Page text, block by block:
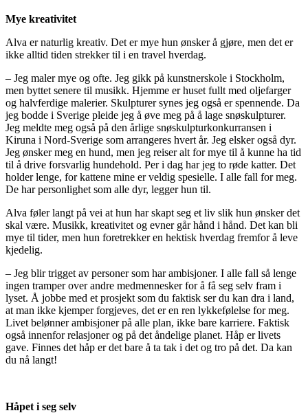
Mye kreativitet
Alva er naturlig kreativ. Det er mye hun ønsker å gjøre, men det er
ikke alltid tiden strekker til i en travel hverdag.
– Jeg maler mye og ofte. Jeg gikk på kunstnerskole i Stockholm,
men byttet senere til musikk. Hjemme er huset fullt med oljefarger
og halvferdige malerier. Skulpturer synes jeg også er spennende. Da
jeg bodde i Sverige pleide jeg å øve meg på å lage snøskulpturer.
Jeg meldte meg også på den årlige snøskulpturkonkurransen i
Kiruna i Nord-Sverige som arrangeres hvert år. Jeg elsker også dyr.
Jeg ønsker meg en hund, men jeg reiser alt for mye til å kunne ha tid
til å drive forsvarlig hundehold. Per i dag har jeg to røde katter. Det
holder lenge, for kattene mine er veldig spesielle. I alle fall for meg.
De har personlighet som alle dyr, legger hun til.
Alva føler langt på vei at hun har skapt seg et liv slik hun ønsker det
skal være. Musikk, kreativitet og evner går hånd i hånd. Det kan bli
mye til tider, men hun foretrekker en hektisk hverdag fremfor å leve
kjedelig.
– Jeg blir trigget av personer som har ambisjoner. I alle fall så lenge
ingen tramper over andre medmennesker for å få seg selv fram i
lyset. Å jobbe med et prosjekt som du faktisk ser du kan dra i land,
at man ikke kjemper forgjeves, det er en ren lykkefølelse for meg.
Livet belønner ambisjoner på alle plan, ikke bare karriere. Faktisk
også innenfor relasjoner og på det åndelige planet. Håp er livets
gave. Finnes det håp er det bare å ta tak i det og tro på det. Da kan
du nå langt!
Håpet i seg selv